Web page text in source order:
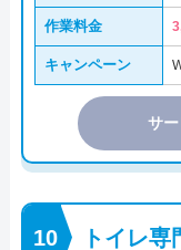
作業料金
キャンペーン
サ
トイレ